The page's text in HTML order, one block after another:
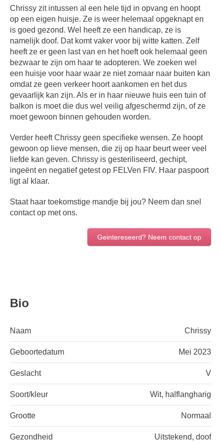
Chrissy zit intussen al een hele tijd in opvang en hoopt
op een eigen huisje. Ze is weer helemaal opgeknapt en
is goed gezond. Wel heeft ze een handicap, ze is
namelijk doof. Dat komt vaker voor bij witte katten. Zelf
heeft ze er geen last van en het hoeft ook helemaal geen
bezwaar te zijn om haar te adopteren. We zoeken wel
een huisje voor haar waar ze niet zomaar naar buiten kan
omdat ze geen verkeer hoort aankomen en het dus
gevaarlijk kan zijn. Als er in haar nieuwe huis een tuin of
balkon is moet die dus wel veilig afgeschermd zijn, of ze
moet gewoon binnen gehouden worden.
Verder heeft Chrissy geen specifieke wensen. Ze hoopt
gewoon op lieve mensen, die zij op haar beurt weer veel
liefde kan geven. Chrissy is gesteriliseerd, gechipt,
ingeënt en negatief getest op FELVen FIV. Haar paspoort
ligt al klaar.
Staat haar toekomstige mandje bij jou? Neem dan snel
contact op met ons.
Geintereseerd? Neem contact op
Bio
Naam Chrissy
Geboortedatum Mei 2023
Geslacht V
Soort/kleur Wit, halflangharig
Grootte Normaal
Gezondheid Uitstekend, doof